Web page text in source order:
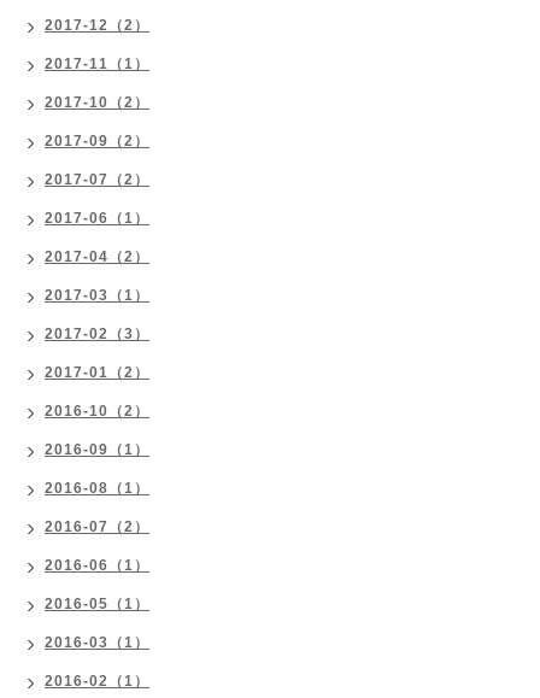
2017-12（2）
2017-11（1）
2017-10（2）
2017-09（2）
2017-07（2）
2017-06（1）
2017-04（2）
2017-03（1）
2017-02（3）
2017-01（2）
2016-10（2）
2016-09（1）
2016-08（1）
2016-07（2）
2016-06（1）
2016-05（1）
2016-03（1）
2016-02（1）